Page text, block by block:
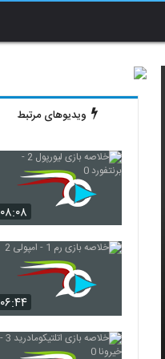
ویدیوهای مرتبط
۰۸:۰۸
۰۶:۴۴